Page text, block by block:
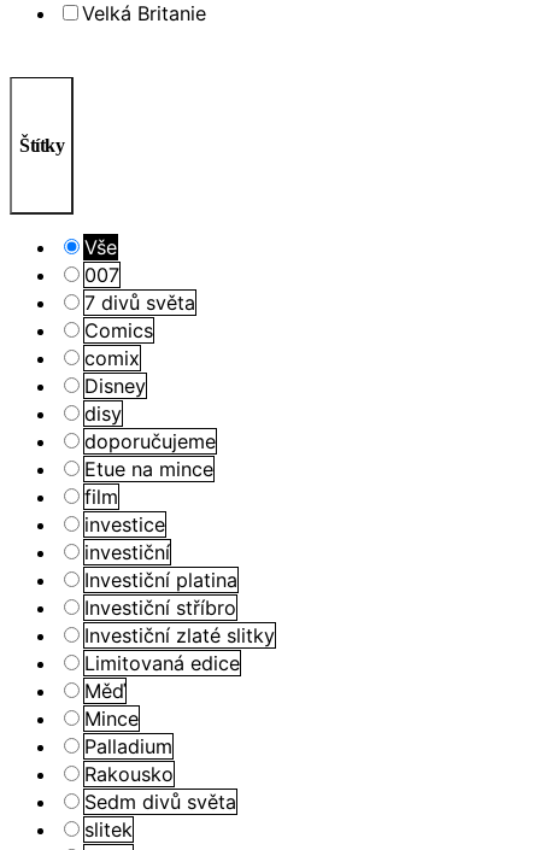
Velká Britanie
Štítky
Vše
007
7 divů světa
Comics
comix
Disney
disy
doporučujeme
Etue na mince
film
investice
investiční
Investiční platina
Investiční stříbro
Investiční zlaté slitky
Limitovaná edice
Měď
Mince
Palladium
Rakousko
Sedm divů světa
slitek